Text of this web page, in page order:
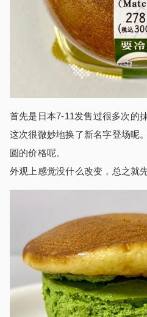
首先是日本7-11发售过很多次的
这次很微妙地换了新名字登场呢
圆的价格呢。
外观上感觉没什么改变，总之就